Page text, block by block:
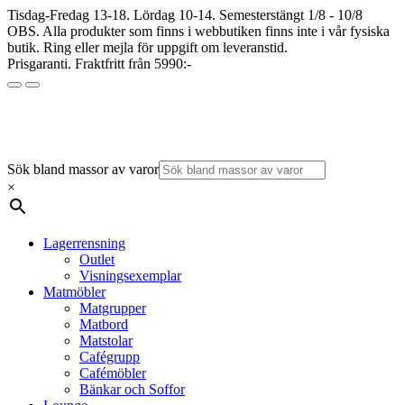
Tisdag-Fredag 13-18. Lördag 10-14. Semesterstängt 1/8 - 10/8
OBS. Alla produkter som finns i webbutiken finns inte i vår fysiska
butik. Ring eller mejla för uppgift om leveranstid.
Prisgaranti. Fraktfritt från 5990:-
Sök bland massor av varor
×
Lagerrensning
Outlet
Visningsexemplar
Matmöbler
Matgrupper
Matbord
Matstolar
Cafégrupp
Cafémöbler
Bänkar och Soffor